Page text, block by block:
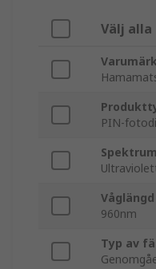
Välj alla
PIN-
960nm
Typ av